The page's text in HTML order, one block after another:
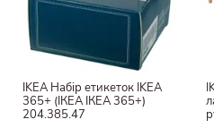
IKEA Набір етикеток IKEA
365+ (ІКЕА ІКЕА 365+)
204.385.47